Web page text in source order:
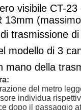
visibile CT-
13mm
trasmissione
modello di 3
mano della
del metro
individua
dopo il passaggio